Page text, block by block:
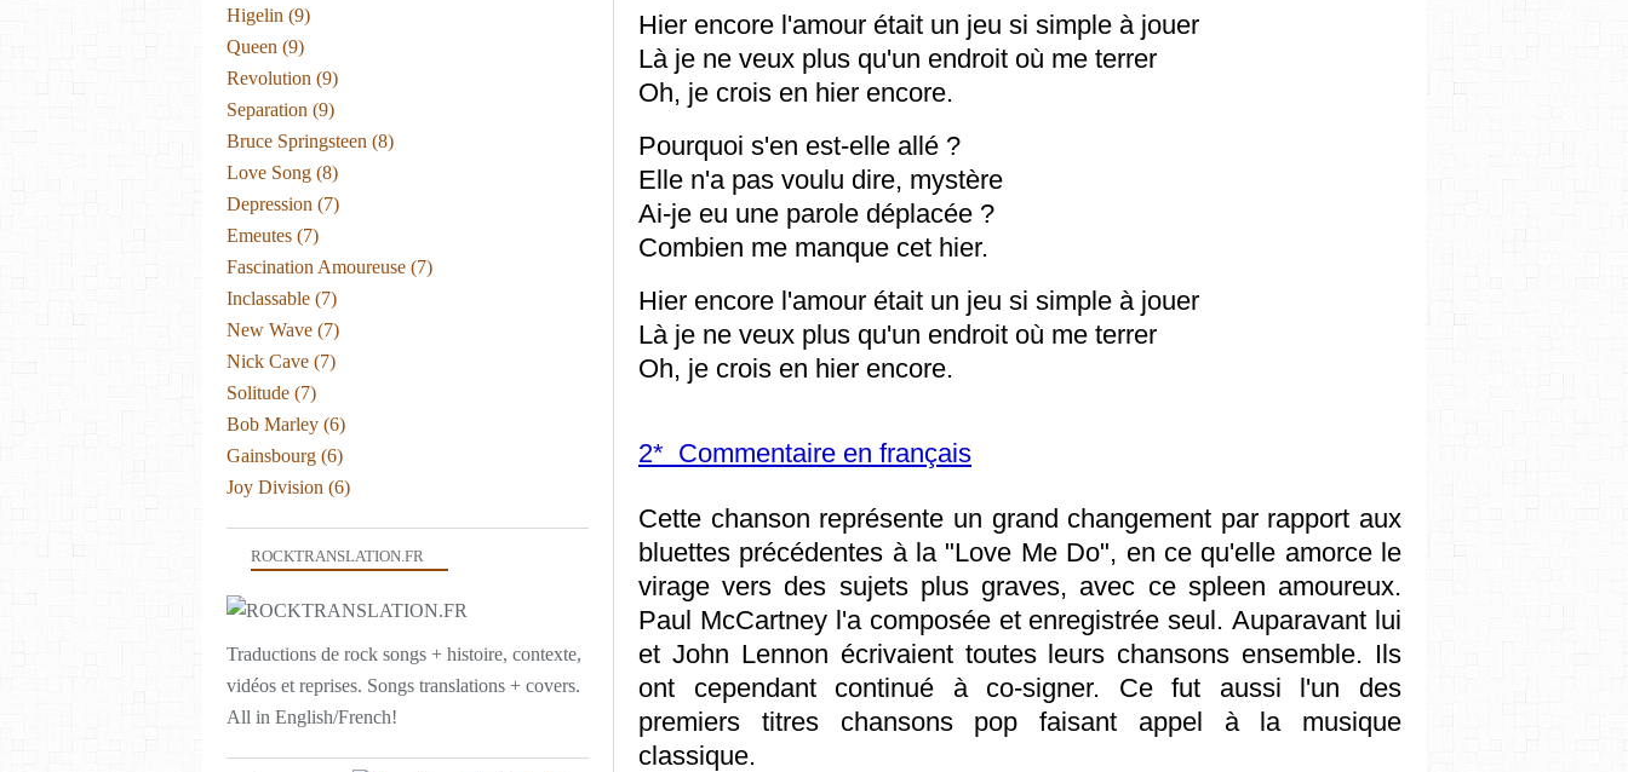
Hier encore l'amour était un jeu si simple à jouer
Là je ne veux plus qu'un endroit où me terrer
Oh, je crois en hier encore.
Pourquoi s'en est-elle allé ?
Elle n'a pas voulu dire, mystère
Ai-je eu une parole déplacée ?
Combien me manque cet hier.
Hier encore l'amour était un jeu si simple à jouer
Là je ne veux plus qu'un endroit où me terrer
Oh, je crois en hier encore.
2* Commentaire en français
Cette chanson représente un grand changement par rapport aux
bluettes précédentes à la "Love Me Do", en ce qu'elle amorce le
virage vers des sujets plus graves, avec ce spleen amoureux.
Paul McCartney l'a composée et enregistrée seul. Auparavant lui
et John Lennon écrivaient toutes leurs chansons ensemble. Ils
ont cependant continué à co-signer. Ce fut aussi l'un des
premiers titres chansons pop faisant appel à la musique
classique.
ROCKTRANSLATION.FR
Traductions de rock songs + histoire, contexte,
vidéos et reprises. Songs translations + covers.
All in English/French!
Higelin (9)
Queen (9)
Revolution (9)
Separation (9)
Bruce Springsteen (8)
Love Song (8)
Depression (7)
Emeutes (7)
Fascination Amoureuse (7)
Inclassable (7)
New Wave (7)
Nick Cave (7)
Solitude (7)
Bob Marley (6)
Gainsbourg (6)
Joy Division (6)